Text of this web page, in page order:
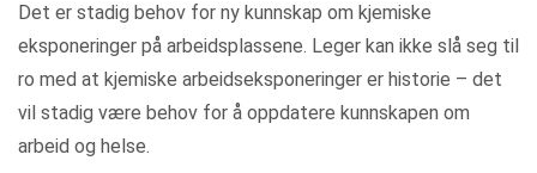
Det er stadig behov for ny kunnskap om kjemiske
eksponeringer på arbeidsplassene. Leger kan ikke slå seg til
ro med at kjemiske arbeidseksponeringer er historie – det
vil stadig være behov for å oppdatere kunnskapen om
arbeid og helse.